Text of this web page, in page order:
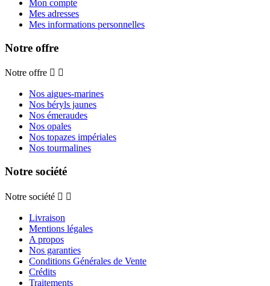
Mon compte
Mes adresses
Mes informations personnelles
Notre offre
Notre offre  
Nos aigues-marines
Nos béryls jaunes
Nos émeraudes
Nos opales
Nos topazes impériales
Nos tourmalines
Notre société
Notre société  
Livraison
Mentions légales
A propos
Nos garanties
Conditions Générales de Vente
Crédits
Traitements